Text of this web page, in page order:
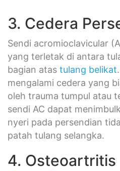
3. Cedera
Sendi acromioclavicular
yang terletak di antara
bagian atas tulang belikat
mengalami cedera yang
oleh trauma tumpul atau
sendi AC dapat
nyeri pada persendian
patah tulang selangka.
4. Osteoartritis